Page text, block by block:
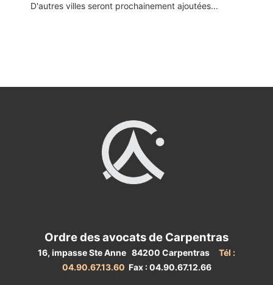
D'autres villes seront prochainement ajoutées...
Ordre des avocats de Carpentras
16, impasse Ste Anne 84200 Carpentras
Tél :
04.90.67.13.60 Fax : 04.90.67.12.66